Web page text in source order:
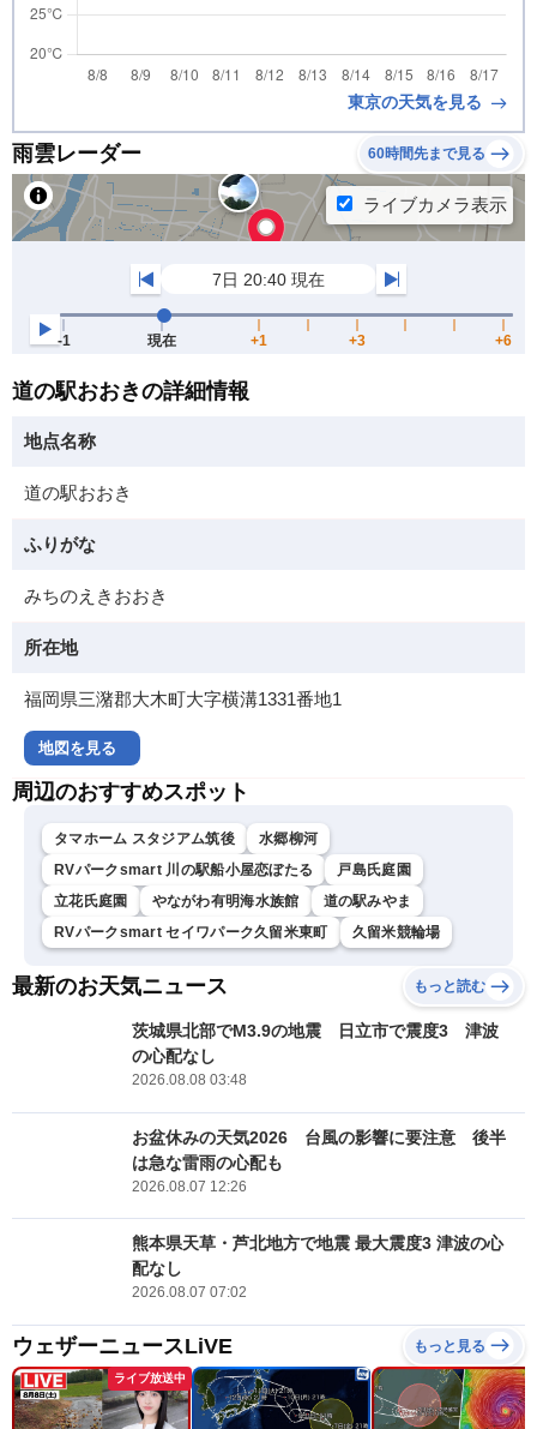
東京の天気を見る
雨雲レーダー 60時間先まで見る
道の駅おおきの詳細情報
地点名称
道の駅おおき
ふりがな
みちのえきおおき
所在地
福岡県三潴郡大木町大字横溝1331番地1
地図を見る
周辺のおすすめスポット
タマホーム スタジアム筑後
水郷柳河
RVパークsmart 川の駅船小屋恋ぼたる
戸島氏庭園
立花氏庭園
やながわ有明海水族館
道の駅みやま
RVパークsmart セイワパーク久留米東町
久留米競輪場
最新のお天気ニュース もっと読む
茨城県北部でM3.9の地震 日立市で震度3 津波
の心配なし
2026.08.08 03:48
お盆休みの天気2026 台風の影響に要注意 後半
は急な雷雨の心配も
2026.08.07 12:26
熊本県天草・芦北地方で地震 最大震度3 津波の心
配なし
2026.08.07 07:02
ウェザーニュースLiVE もっと見る
ライブ放送中